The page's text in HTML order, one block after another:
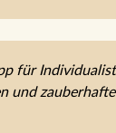
für
und